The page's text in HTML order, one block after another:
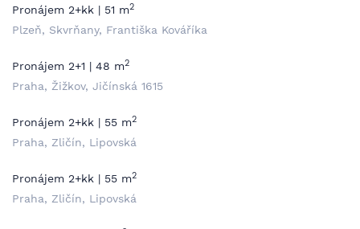
Pronájem 2+kk | 51 m2
Plzeň, Skvrňany, Františka Kováříka
Pronájem 2+1 | 48 m2
Praha, Žižkov, Jičínská 1615
Pronájem 2+kk | 55 m2
Praha, Zličín, Lipovská
Pronájem 2+kk | 55 m2
Praha, Zličín, Lipovská